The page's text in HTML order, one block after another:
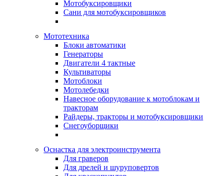
Мотобуксировщики
Сани для мотобуксировщиков
Мототехника
Блоки автоматики
Генераторы
Двигатели 4 тактные
Культиваторы
Мотоблоки
Мотолебедки
Навесное оборудование к мотоблокам и
тракторам
Райдеры, тракторы и мотобуксировщики
Снегоуборщики
Оснастка для электроинструмента
Для граверов
Для дрелей и шуруповертов